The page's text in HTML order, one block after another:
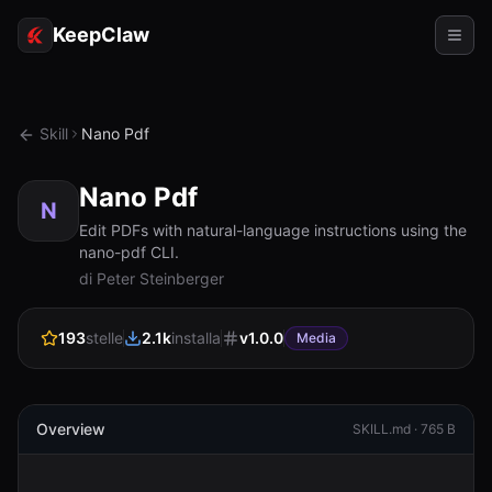
KeepClaw
Accesso token
Casi d'uso
Prezzi
RISORSE
Documentazione
Skill Nano Pdf
N Nano Pdf
Edit PDFs with natural-language instructions using the
nano-pdf CLI.
di Peter Steinberger
193stelle 2.1kinstalla v1.0.0 Media
Overview SKILL.md · 765 B